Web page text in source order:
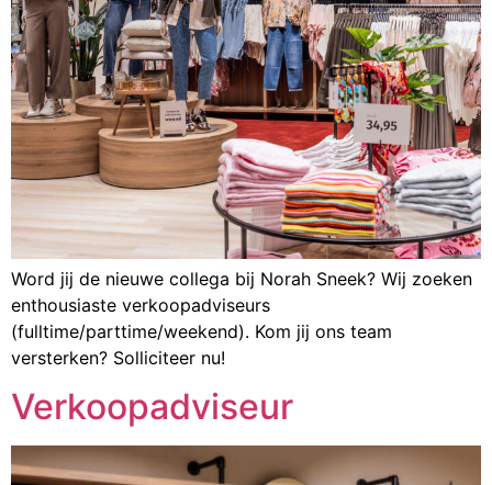
Word jij de nieuwe collega bij Norah Sneek? Wij zoeken
enthousiaste verkoopadviseurs
(fulltime/parttime/weekend). Kom jij ons team
versterken? Solliciteer nu!
Verkoopadviseur